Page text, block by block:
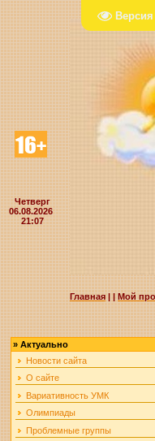
Четверг
06.08.2026
21:07
Главная||Мой
»Актуально
Новости сайта
О сайте
Вариативность УМК
Олимпиады
Проблемные группы